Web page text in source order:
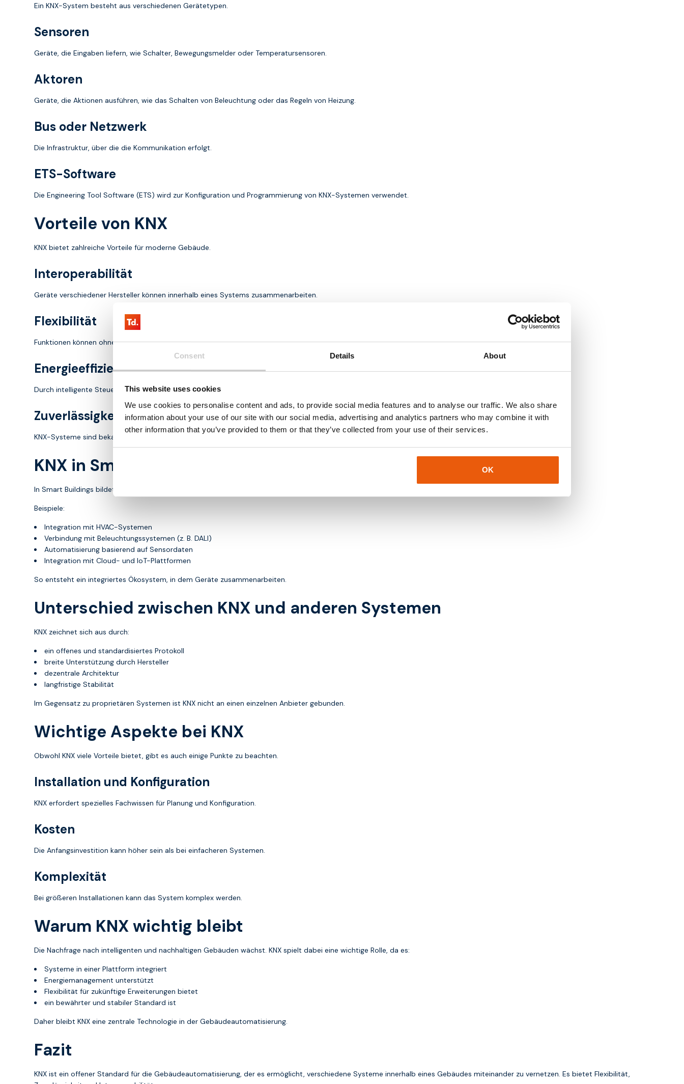
Consent Details About
This website uses cookies
We use cookies to personalise content and ads, to provide social media features and to analyse our traffic. We also share
information about your use of our site with our social media, advertising and analytics partners who may combine it with
other information that you’ve provided to them or that they’ve collected from your use of their services.
OK
Ein KNX-System besteht aus verschiedenen Gerätetypen.
Sensoren
Geräte, die Eingaben liefern, wie Schalter, Bewegungsmelder oder Temperatursensoren.
Aktoren
Geräte, die Aktionen ausführen, wie das Schalten von Beleuchtung oder das Regeln von Heizung.
Bus oder Netzwerk
Die Infrastruktur, über die die Kommunikation erfolgt.
ETS-Software
Die Engineering Tool Software (ETS) wird zur Konfiguration und Programmierung von KNX-Systemen verwendet.
Vorteile von KNX
KNX bietet zahlreiche Vorteile für moderne Gebäude.
Interoperabilität
Geräte verschiedener Hersteller können innerhalb eines Systems zusammenarbeiten.
Flexibilität
Funktionen können ohne größere Änderungen an der Infrastruktur angepasst werden.
Energieeffizienz
Durch intelligente Steuerung kann der Energieverbrauch optimiert werden.
Zuverlässigkeit
KNX-Systeme sind bekannt für ihre Stabilität und lange Lebensdauer.
KNX in Smart Buildings und IoT
In Smart Buildings bildet KNX häufig die Grundlage für Automatisierung. Es kann mit anderen Systemen und Plattformen integriert werden.
Beispiele:
Integration mit HVAC-Systemen
Verbindung mit Beleuchtungssystemen (z. B. DALI)
Automatisierung basierend auf Sensordaten
Integration mit Cloud- und IoT-Plattformen
So entsteht ein integriertes Ökosystem, in dem Geräte zusammenarbeiten.
Unterschied zwischen KNX und anderen Systemen
KNX zeichnet sich aus durch:
ein offenes und standardisiertes Protokoll
breite Unterstützung durch Hersteller
dezentrale Architektur
langfristige Stabilität
Im Gegensatz zu proprietären Systemen ist KNX nicht an einen einzelnen Anbieter gebunden.
Wichtige Aspekte bei KNX
Obwohl KNX viele Vorteile bietet, gibt es auch einige Punkte zu beachten.
Installation und Konfiguration
KNX erfordert spezielles Fachwissen für Planung und Konfiguration.
Kosten
Die Anfangsinvestition kann höher sein als bei einfacheren Systemen.
Komplexität
Bei größeren Installationen kann das System komplex werden.
Warum KNX wichtig bleibt
Die Nachfrage nach intelligenten und nachhaltigen Gebäuden wächst. KNX spielt dabei eine wichtige Rolle, da es:
Systeme in einer Plattform integriert
Energiemanagement unterstützt
Flexibilität für zukünftige Erweiterungen bietet
ein bewährter und stabiler Standard ist
Daher bleibt KNX eine zentrale Technologie in der Gebäudeautomatisierung.
Fazit
KNX ist ein offener Standard für die Gebäudeautomatisierung, der es ermöglicht, verschiedene Systeme innerhalb eines Gebäudes miteinander zu vernetzen. Es bietet Flexibilität,